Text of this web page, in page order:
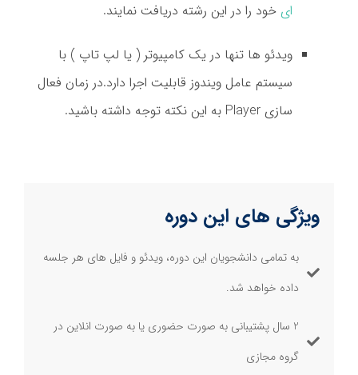
ای خود را در این رشته دریافت نمایند.
ویدئو ها تنها در یک کامپیوتر ( یا لپ تاپ ) با
سیستم عامل ویندوز قابلیت اجرا دارد.در زمان فعال
سازی Player به این نکته توجه داشته باشید.
ویژگی های این دوره
به تمامی دانشجویان این دوره، ویدئو و فایل های هر جلسه
داده خواهد شد.
2 سال پشتیبانی به صورت حضوری یا به صورت انلاین در
گروه مجازی